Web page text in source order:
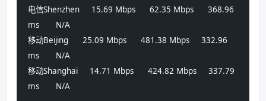
电信Shenzhen     15.69 Mbps      62.35 Mbps      368.96
ms       N/A
移动Beijing      25.09 Mbps      481.38 Mbps     332.96
ms       N/A
移动Shanghai     14.71 Mbps      424.82 Mbps     337.79
ms       N/A